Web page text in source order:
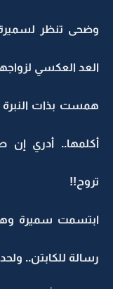
وضحى تنظر
العد العكسي
همست بذات
أكلمها.. أدري إن
تروح!!
ابتسمت سميرة
رسالة للكابتن..